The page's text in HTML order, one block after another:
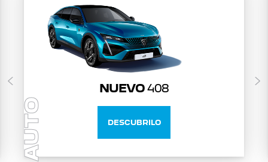
AUTO
NUEVO408
DESCUBRILO